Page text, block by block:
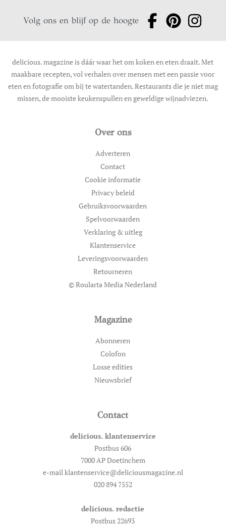
Volg ons en blijf op de hoogte
delicious. magazine is dáár waar het om koken en eten draait. Met
maakbare recepten, vol verhalen over mensen met een passie voor
eten en fotografie om bij te watertanden. Restaurants die je niet mag
missen, de mooiste keukenspullen en geweldige wijnadviezen.
Over ons
Adverteren
Contact
Cookie informatie
Privacy beleid
Gebruiksvoorwaarden
Spelvoorwaarden
Verklaring & uitleg
Klantenservice
Leveringsvoorwaarden
Retourneren
© Roularta Media Nederland
Magazine
Abonneren
Colofon
Losse edities
Nieuwsbrief
Contact
delicious. klantenservice
Postbus 606
7000 AP Doetinchem
e-mail klantenservice@deliciousmagazine.nl
020 894 7552
delicious. redactie
Postbus 22693